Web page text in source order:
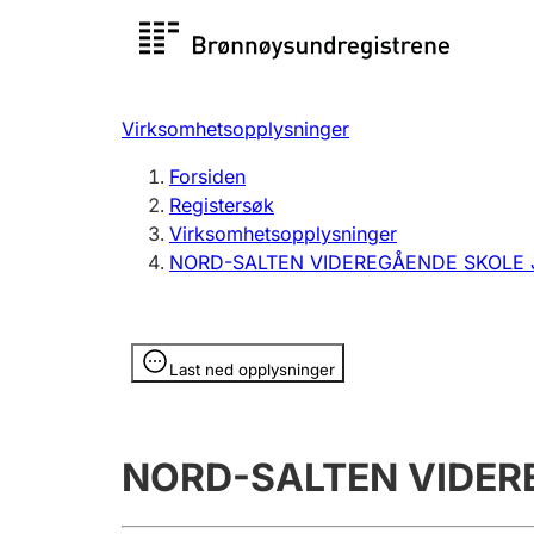
Registersøk
Registrere, endre, slette
Virksomhetsopplysninger
Forsiden
Registersøk
Virksomhetsopplysninger
NORD-SALTEN VIDEREGÅENDE
Last ned opplysninger
Opplysninger er skjult
NORD-SALTEN